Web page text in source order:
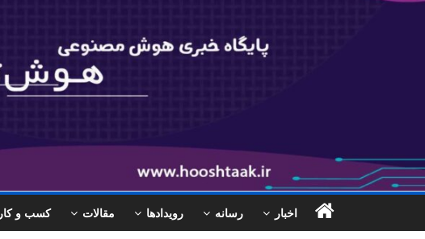
مصنوعی
اخبار رسانه رویدادها مقالات کسب و کار